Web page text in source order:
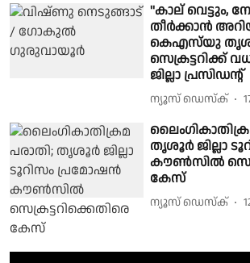
''കാല് വെട്ടും,
തീര്‍ക്കാന്‍
കെഎസ്‌യു തൃശൂർ
സെക്രട്ടറിക്ക്
ജില്ലാ പ്രസിഡൻ്റ്
ന്യൂസ് ഡെസ്ക്
തൃശൂർ ജില്ലാ
കൗൺസിൽ
കേസ്
ന്യൂസ് ഡെസ്ക്